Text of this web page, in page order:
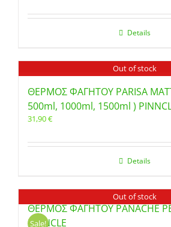
was:
τιμή
Details
Out of stock
ΘΕΡΜΟΣ ΦΑΓΗΤΟΥ PARISA
500ml, 1000ml, 1500ml )
31,90€
Details
Out of stock
Sale!
ΘΕΡΜΟΣ ΦΑΓΗΤΟΥ PANACHE
PINNCLE